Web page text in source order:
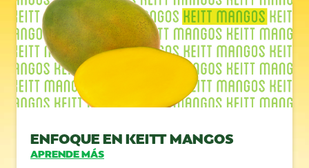
ENFOQUE EN KEITT MANGOS
APRENDE MÁS